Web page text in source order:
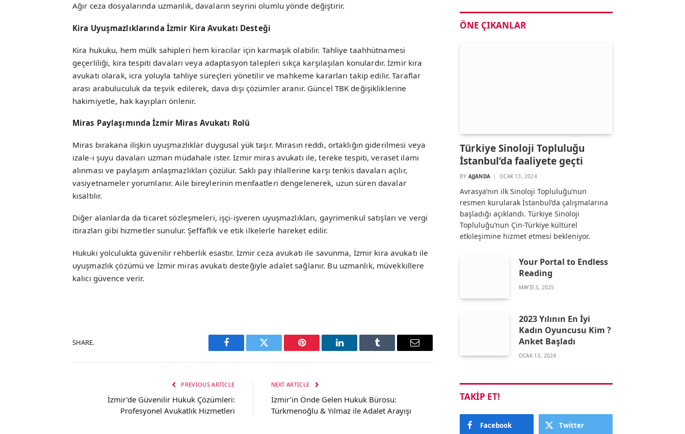
Ağır ceza dosyalarında uzmanlık, davaların seyrini olumlu yönde değiştirir.
Kira Uyuşmazlıklarında İzmir Kira Avukatı Desteği
Kira hukuku, hem mülk sahipleri hem kiracılar için karmaşık olabilir. Tahliye taahhütnamesi
geçerliliği, kira tespiti davaları veya adaptasyon talepleri sıkça karşılaşılan konulardır. İzmir kira
avukatı olarak, icra yoluyla tahliye süreçleri yönetilir ve mahkeme kararları takip edilir. Taraflar
arası arabuluculuk da teşvik edilerek, dava dışı çözümler aranır. Güncel TBK değişikliklerine
hakimiyetle, hak kayıpları önlenir.
Miras Paylaşımında İzmir Miras Avukatı Rolü
Miras bırakana ilişkin uyuşmazlıklar duygusal yük taşır. Mirasın reddi, ortaklığın giderilmesi veya
izale-i şuyu davaları uzman müdahale ister. İzmir miras avukatı ile, tereke tespiti, veraset ilamı
alınması ve paylaşım anlaşmazlıkları çözülür. Saklı pay ihlallerine karşı tenkis davaları açılır,
vasiyetnameler yorumlanır. Aile bireylerinin menfaatleri dengelenerek, uzun süren davalar
kısaltılır.
Diğer alanlarda da ticaret sözleşmeleri, işçi-işveren uyuşmazlıkları, gayrimenkul satışları ve vergi
itirazları gibi hizmetler sunulur. Şeffaflık ve etik ilkelerle hareket edilir.
Hukuki yolculukta güvenilir rehberlik esastır. İzmir ceza avukatı ile savunma, İzmir kira avukatı ile
uyuşmazlık çözümü ve İzmir miras avukatı desteğiyle adalet sağlanır. Bu uzmanlık, müvekkillere
kalıcı güvence verir.
SHARE.
Facebook Twitter Pinterest LinkedIn Tumblr Email
PREVIOUS ARTICLE
İzmir’de Güvenilir Hukuk Çözümleri:
Profesyonel Avukatlık Hizmetleri
NEXT ARTICLE
İzmir’in Önde Gelen Hukuk Bürosu:
Türkmenoğlu & Yılmaz ile Adalet Arayışı
ÖNE ÇIKANLAR
Türkiye Sinoloji Topluluğu
İstanbul’da faaliyete geçti
BY AJJANDA OCAK 13, 2024
Avrasya’nın ilk Sinoloji Topluluğu’nun
resmen kurularak İstanbul’da çalışmalarına
başladığı açıklandı. Türkiye Sinoloji
Topluluğu’nun Çin-Türkiye kültürel
etkileşimine hizmet etmesi bekleniyor.
Your Portal to Endless
Reading
MAYIS 3, 2025
2023 Yılının En İyi
Kadın Oyuncusu Kim ?
Anket Başladı
OCAK 13, 2024
TAKIP ET!
Facebook Twitter